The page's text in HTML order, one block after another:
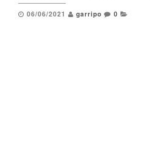
06/06/2021 garripo 0